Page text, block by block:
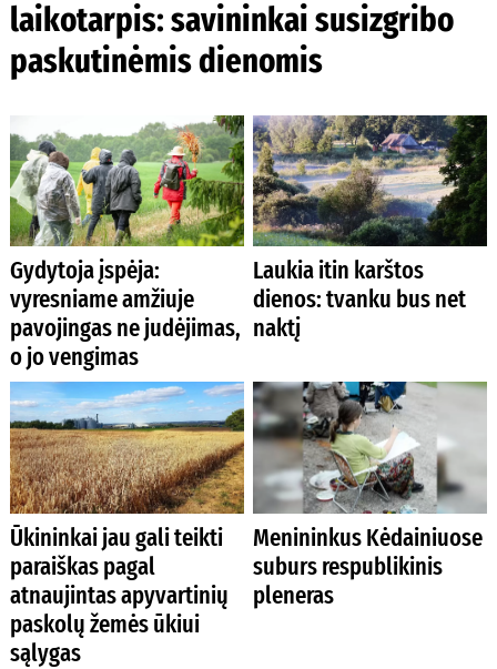
laikotarpis: savininkai susizgribo
paskutinėmis dienomis
Gydytoja įspėja:
vyresniame amžiuje
pavojingas ne judėjimas,
o jo vengimas
Laukia itin karštos
dienos: tvanku bus net
naktį
Ūkininkai jau gali teikti
paraiškas pagal
atnaujintas apyvartinių
paskolų žemės ūkiui
sąlygas
Menininkus Kėdainiuose
suburs respublikinis
pleneras